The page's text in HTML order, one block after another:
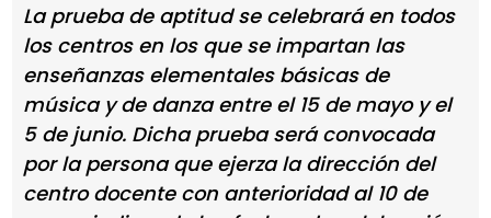
La prueba de aptitud se celebrará en todos
los centros en los que se impartan las
enseñanzas elementales básicas de
música y de danza entre el 15 de mayo y el
5 de junio. Dicha prueba será convocada
por la persona que ejerza la dirección del
centro docente con anterioridad al 10 de